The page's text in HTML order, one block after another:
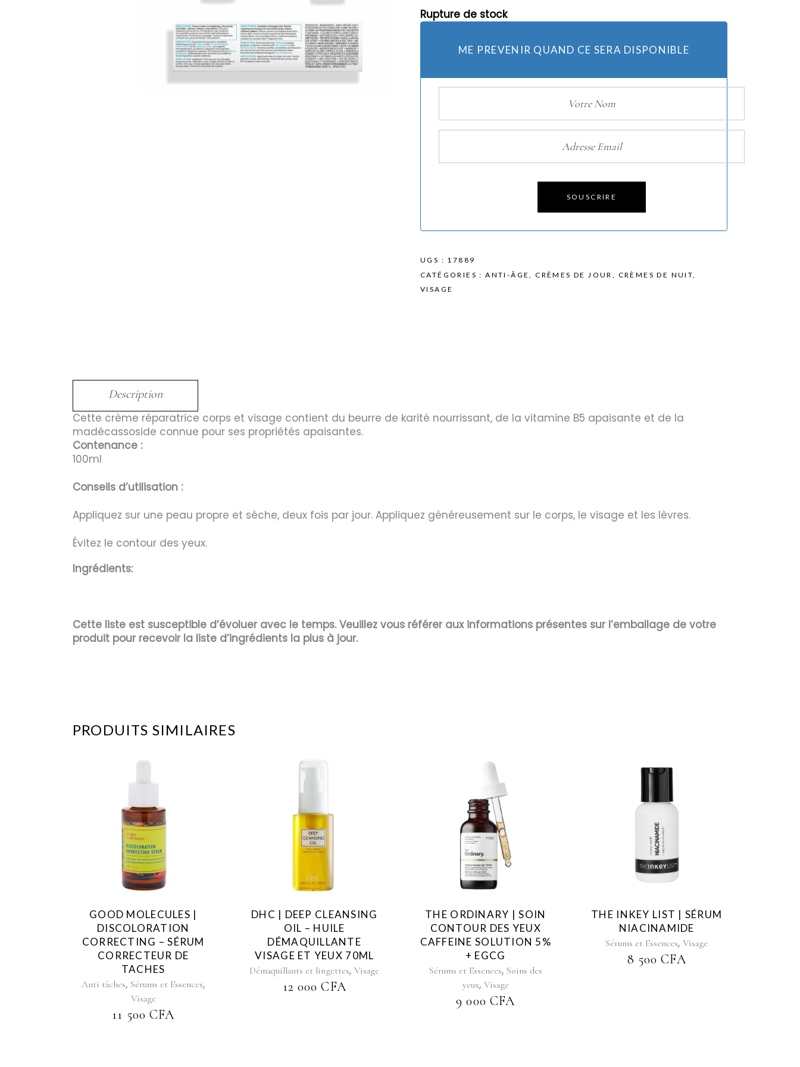
Crèmes et rasoirs
Cires
Protection Solaire
Huiles
Rupture de stock
ME PREVENIR QUAND CE SERA DISPONIBLE
SOUSCRIRE
UGS : 17889
CATÉGORIES :ANTI-ÂGE,CRÈMES DE JOUR , CRÈMES DE NUIT,
VISAGE
Description
Cette crème réparatrice corps et visage contient du beurre de karité nourrissant, de la vitamine B5 apaisante et de la
madécassoside connue pour ses propriétés apaisantes.
Contenance :
100ml
Conseils d’utilisation :
Appliquez sur une peau propre et sèche, deux fois par jour. Appliquez généreusement sur le corps, le visage et les lèvres.
Évitez le contour des yeux.
Ingrédients:
Cette liste est susceptible d’évoluer avec le temps. Veuillez vous référer aux informations présentes sur l’emballage de votre
produit pour recevoir la liste d’ingrédients la plus à jour.
PRODUITS SIMILAIRES
GOOD MOLECULES |
DISCOLORATION
CORRECTING – SÉRUM
CORRECTEUR DE
TACHES
Anti tâches, Sérums et Essences,
Visage
11 500 CFA
DHC | DEEP CLEANSING
OIL – HUILE
DÉMAQUILLANTE
VISAGE ET YEUX 70ML
Démaquillants et lingettes,Visage
12 000CFA
THE ORDINARY | SOIN
CONTOUR DES YEUX
CAFFEINE SOLUTION 5%
+ EGCG
Sérums et Essences, Soins des
yeux, Visage
9 000 CFA
THE INKEY LIST | SÉRUM
NIACINAMIDE
Sérums et Essences,Visage
8 500CFA